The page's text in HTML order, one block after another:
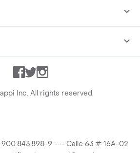
Facebook
TwitterInstagram
Inc. All rights reserved.
900.843.898-9 --- Calle 63 # 16A-02